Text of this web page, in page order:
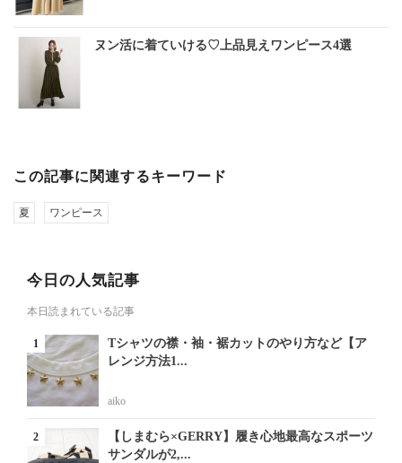
ヌン活に着ていける♡上品見えワンピース4選
この記事に関連するキーワード
夏 ワンピース
今日の人気記事
本日読まれている記事
Tシャツの襟・袖・裾カットのやり方など【ア
レンジ方法1...
aiko
【しまむら×GERRY】履き心地最高なスポーツ
サンダルが2,...